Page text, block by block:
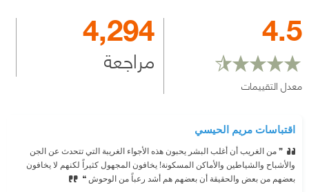
4.5
معدل التقييمات
4,294
مراجعة
اقتباسات مريم الحيسي
❞ من الغريب أن أغلب البشر يحبون هذه الأجواء الغريبة التي تتحدث عن الجن
والأشباح والشياطين والأماكن المسكونة! يخافون المجهول كثيراً لكنهم لا يخافون
بعضهم من بعض والحقيقة أن بعضهم هم أشد رعباً من الوحوش ❝